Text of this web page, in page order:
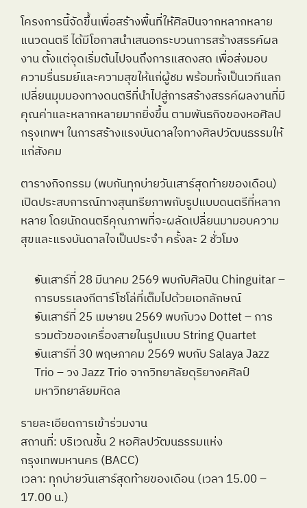
โครงการนี้จัดขึ้นเพื่อสร้างพื้นที่ให้ศิลปินจากหลากหลาย
แนวดนตรี ได้มีโอกาสนำเสนอกระบวนการสร้างสรรค์ผล
งาน ตั้งแต่จุดเริ่มต้นไปจนถึงการแสดงสด เพื่อส่งมอบ
ความรื่นรมย์และความสุขให้แก่ผู้ชม พร้อมทั้งเป็นเวทีแลก
เปลี่ยนมุมมองทางดนตรีที่นำไปสู่การสร้างสรรค์ผลงานที่มี
คุณค่าและหลากหลายมากยิ่งขึ้น ตามพันธกิจของหอศิลป
กรุงเทพฯ ในการสร้างแรงบันดาลใจทางศิลปวัฒนธรรมให้
แก่สังคม
ตารางกิจกรรม (พบกันทุกบ่ายวันเสาร์สุดท้ายของเดือน)
เปิดประสบการณ์ทางสุนทรียภาพกับรูปแบบดนตรีที่หลาก
หลาย โดยนักดนตรีคุณภาพที่จะผลัดเปลี่ยนมามอบความ
สุขและแรงบันดาลใจเป็นประจำ ครั้งละ 2 ชั่วโมง
วันเสาร์ที่ 28 มีนาคม 2569 พบกับศิลปิน Chinguitar –
การบรรเลงกีตาร์โซโล่ที่เต็มไปด้วยเอกลักษณ์
วันเสาร์ที่ 25 เมษายน 2569 พบกับวง Dottet – การ
รวมตัวของเครื่องสายในรูปแบบ String Quartet
วันเสาร์ที่ 30 พฤษภาคม 2569 พบกับ Salaya Jazz
Trio – วง Jazz Trio จากวิทยาลัยดุริยางคศิลป์
มหาวิทยาลัยมหิดล
รายละเอียดการเข้าร่วมงาน
สถานที่: บริเวณชั้น 2 หอศิลปวัฒนธรรมแห่ง
กรุงเทพมหานคร (BACC)
เวลา: ทุกบ่ายวันเสาร์สุดท้ายของเดือน (เวลา 15.00 –
17.00 น.)